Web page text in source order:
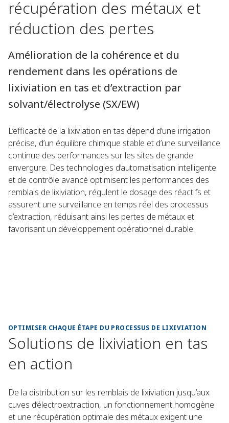
récupération des métaux et
réduction des pertes
Amélioration de la cohérence et du
rendement dans les opérations de
lixiviation en tas et d’extraction par
solvant/électrolyse (SX/EW)
L’efficacité de la lixiviation en tas dépend d’une irrigation
précise, d’un équilibre chimique stable et d’une surveillance
continue des performances sur les sites de grande
envergure. Des technologies d’automatisation intelligente
et de contrôle avancé optimisent les performances des
remblais de lixiviation, régulent le dosage des réactifs et
assurent une surveillance en temps réel des processus
d’extraction, réduisant ainsi les pertes de métaux et
favorisant un développement opérationnel durable.
OPTIMISER CHAQUE ÉTAPE DU PROCESSUS DE LIXIVIATION
Solutions de lixiviation en tas
en action
De la distribution sur les remblais de lixiviation jusqu’aux
cuves d’électroextraction, un fonctionnement homogène
et une récupération optimale des métaux exigent une